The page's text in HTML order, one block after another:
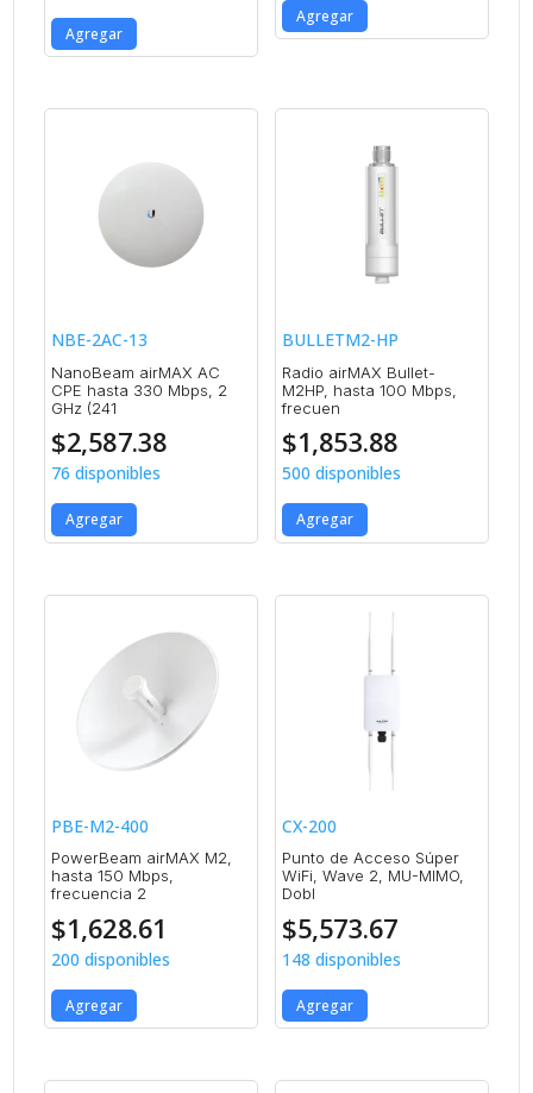
Agregar
Agregar
NBE-2AC-13
NanoBeam airMAX AC
CPE hasta 330 Mbps, 2
GHz (241
$2,587.38
76 disponibles
Agregar
BULLETM2-HP
Radio airMAX Bullet-
M2HP, hasta 100 Mbps,
frecuen
$1,853.88
500 disponibles
Agregar
PBE-M2-400
PowerBeam airMAX M2,
hasta 150 Mbps,
frecuencia 2
$1,628.61
200 disponibles
Agregar
CX-200
Punto de Acceso Súper
WiFi, Wave 2, MU-MIMO,
Dobl
$5,573.67
148 disponibles
Agregar